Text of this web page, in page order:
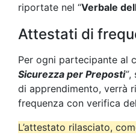
riportate nel “Verbale
Attestati di
Per ogni partecipante al
Sicurezza per Preposti”,
di apprendimento, verrà
frequenza con verifica
L’attestato rilasciato,